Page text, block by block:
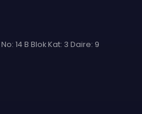
14 B Blok Kat: 3 Daire: 9